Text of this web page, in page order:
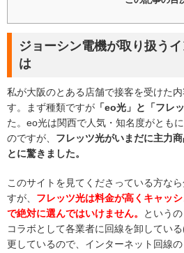
ジョーシン電機が取り扱う
は
私が大阪のとある店舗で接客を受けた
す。まず種類ですが 「eo光」と「フレ
た。eo光は関西で人気・知名度がとも
のですが、 フレッツ光がいまだに主力
とに驚きました。
このサイトを見てくださっている方な
すが、 フレッツ光は料金が高くキャッ
で絶対に選んではいけません。
という
コラボとして各業者に回線を卸してい
更しているので、インターネット回線